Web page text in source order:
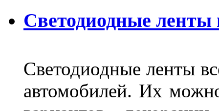
Светодиодные
Светодиодные ленты
автомобилей. Их